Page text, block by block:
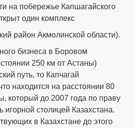
на побережье Капшагайского
один комплекс
район Акмолинской области).
бизнеса в Боровом
250 км от Астаны)
путь, то Капчагай
находится на расстоянии 80
который до 2007 года по праву
столицей Казахстана.
в Казахстане до этого